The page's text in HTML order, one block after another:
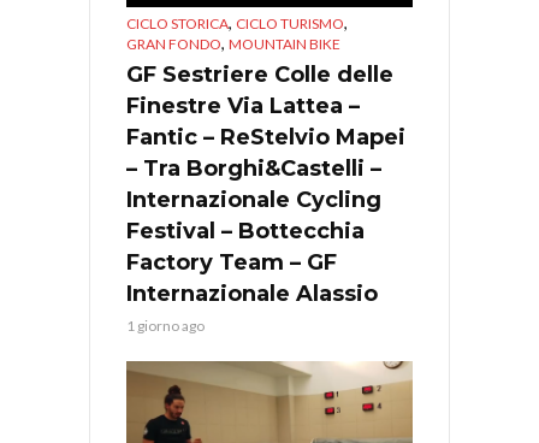
CICLO STORICA, CICLO TURISMO,
GRAN FONDO, MOUNTAIN BIKE
GF Sestriere Colle delle
Finestre Via Lattea –
Fantic – ReStelvio Mapei
– Tra Borghi&Castelli –
Internazionale Cycling
Festival – Bottecchia
Factory Team – GF
Internazionale Alassio
1 giorno ago